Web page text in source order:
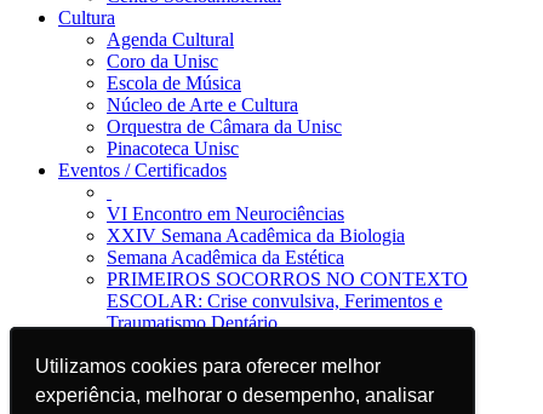
Utilizamos cookies para oferecer melhor
experiência, melhorar o desempenho, analisar
Utilizamos cookies para oferecer melhor
experiência, melhorar o desempenho, analisar
Cultura
Agenda Cultural
Coro da Unisc
Escola de Música
Núcleo de Arte e Cultura
Orquestra de Câmara da Unisc
Pinacoteca Unisc
Eventos / Certificados
VI Encontro em Neurociências
XXIV Semana Acadêmica da Biologia
Semana Acadêmica da Estética
PRIMEIROS SOCORROS NO CONTEXTO
ESCOLAR: Crise convulsiva, Ferimentos e
Traumatismo Dentário
Jornal da Unisc
Notícias
Imprensa